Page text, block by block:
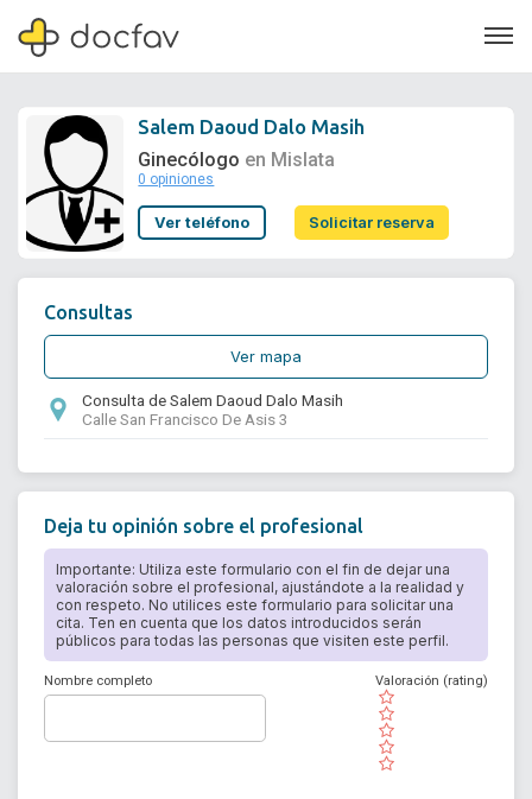
Soporte
Salem Daoud Dalo Masih
Ginecólogo en Mislata
0 opiniones
Ver teléfono Solicitar reserva
Consultas
Ver mapa
Consulta de Salem Daoud Dalo Masih
Calle San Francisco De Asis 3
Deja tu opinión sobre el profesional
Importante: Utiliza este formulario con el fin de dejar una
valoración sobre el profesional, ajustándote a la realidad y
con respeto. No utilices este formulario para solicitar una
cita. Ten en cuenta que los datos introducidos serán
públicos para todas las personas que visiten este perfil.
Nombre completo
( )
( )
( )
( )
( )
Valoración (rating)